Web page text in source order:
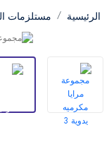
الرئيسية مستلزمات